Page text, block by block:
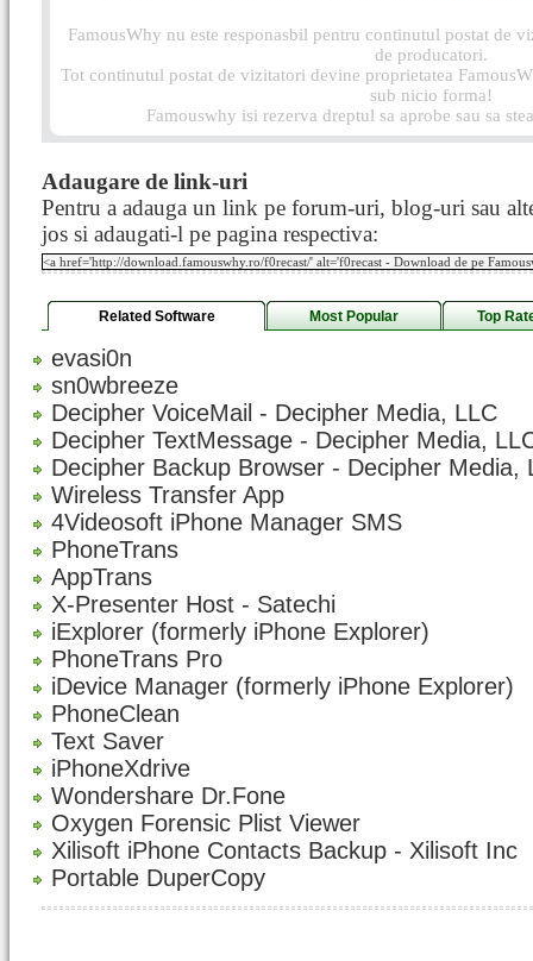
FamousWhy nu este responasbil pentru continutul postat de
de producatori.
Tot continutul postat de vizitatori devine proprietatea
sub nicio forma!
Famouswhy isi rezerva dreptul sa aprobe sau sa
Adaugare de link-uri
Pentru a adauga un link pe forum-uri, blog-uri sau
jos si adaugati-l pe pagina respectiva:
Related Software Most Popular Top
evasi0n
sn0wbreeze
Decipher VoiceMail - Decipher Media, LLC
Decipher TextMessage - Decipher Media,
Decipher Backup Browser - Decipher Media,
Wireless Transfer App
4Videosoft iPhone Manager SMS
PhoneTrans
AppTrans
X-Presenter Host - Satechi
iExplorer (formerly iPhone Explorer)
PhoneTrans Pro
iDevice Manager (formerly iPhone Explorer)
PhoneClean
Text Saver
iPhoneXdrive
Wondershare Dr.Fone
Oxygen Forensic Plist Viewer
Xilisoft iPhone Contacts Backup - Xilisoft Inc
Portable DuperCopy